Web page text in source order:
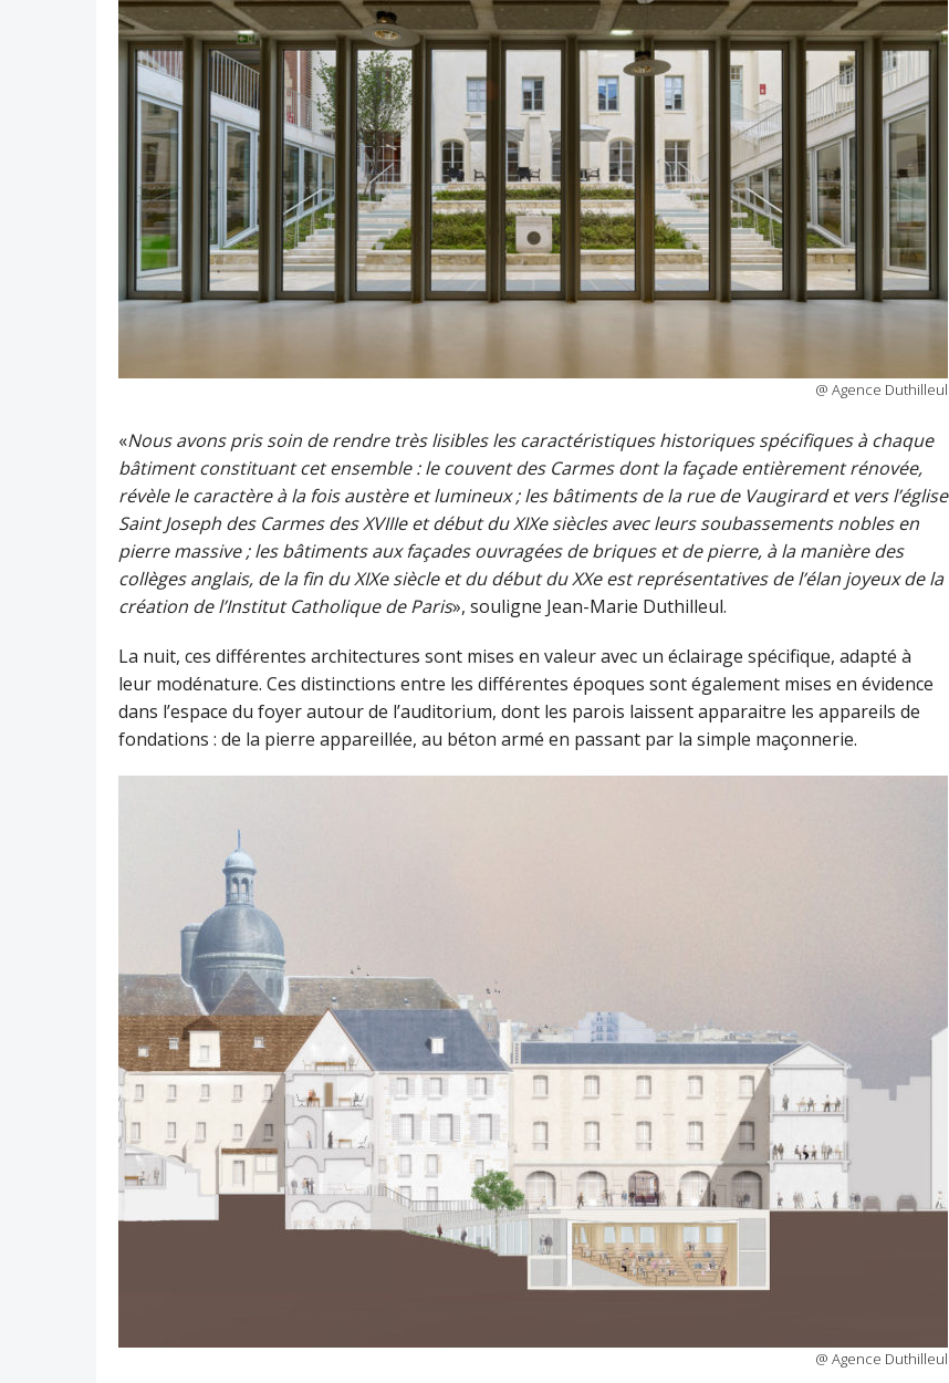
@ Agence Duthilleul
«Nous avons pris soin de rendre très lisibles les caractéristiques historiques spécifiques à chaque
bâtiment constituant cet ensemble : le couvent des Carmes dont la façade entièrement rénovée,
révèle le caractère à la fois austère et lumineux ; les bâtiments de la rue de Vaugirard et vers l’église
Saint Joseph des Carmes des XVIIIe et début du XIXe siècles avec leurs soubassements nobles en
pierre massive ; les bâtiments aux façades ouvragées de briques et de pierre, à la manière des
collèges anglais, de la fin du XIXe siècle et du début du XXe est représentatives de l’élan joyeux de la
création de l’Institut Catholique de Paris», souligne Jean-Marie Duthilleul.
La nuit, ces différentes architectures sont mises en valeur avec un éclairage spécifique, adapté à
leur modénature. Ces distinctions entre les différentes époques sont également mises en évidence
dans l’espace du foyer autour de l’auditorium, dont les parois laissent apparaitre les appareils de
fondations : de la pierre appareillée, au béton armé en passant par la simple maçonnerie.
@ Agence Duthilleul